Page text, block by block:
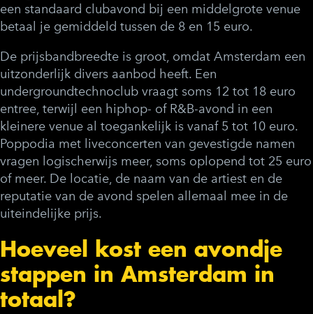
een standaard clubavond bij een middelgrote venue
betaal je gemiddeld tussen de 8 en 15 euro.
De prijsbandbreedte is groot, omdat Amsterdam een
uitzonderlijk divers aanbod heeft. Een
undergroundtechnoclub vraagt soms 12 tot 18 euro
entree, terwijl een hiphop- of R&B-avond in een
kleinere venue al toegankelijk is vanaf 5 tot 10 euro.
Poppodia met liveconcerten van gevestigde namen
vragen logischerwijs meer, soms oplopend tot 25 euro
of meer. De locatie, de naam van de artiest en de
reputatie van de avond spelen allemaal mee in de
uiteindelijke prijs.
Hoeveel kost een avondje
stappen in Amsterdam in
totaal?